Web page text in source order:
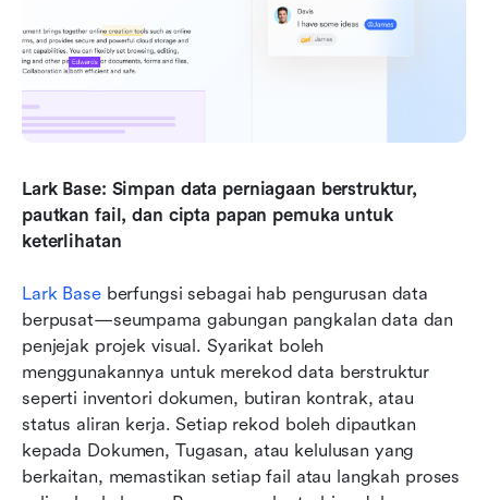
Lark Base: Simpan data perniagaan berstruktur,
pautkan fail, dan cipta papan pemuka untuk
keterlihatan
Lark Base berfungsi sebagai hab pengurusan data
berpusat—seumpama gabungan pangkalan data dan
penjejak projek visual. Syarikat boleh
menggunakannya untuk merekod data berstruktur
seperti inventori dokumen, butiran kontrak, atau
status aliran kerja. Setiap rekod boleh dipautkan
kepada Dokumen, Tugasan, atau kelulusan yang
berkaitan, memastikan setiap fail atau langkah proses